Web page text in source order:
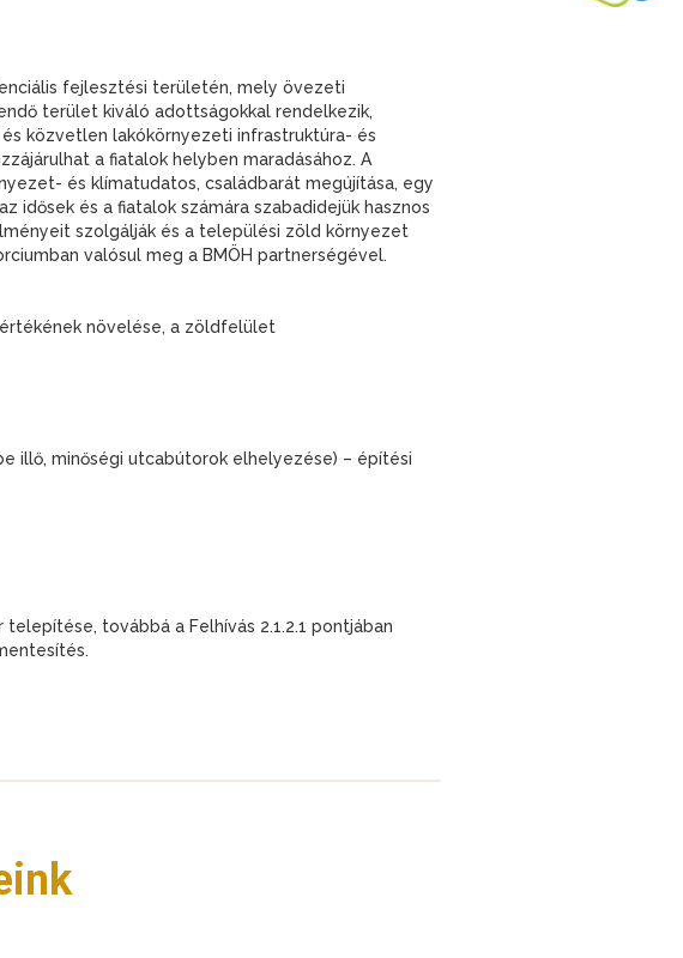
fejlesztési területén, mely övezeti
terület kiváló adottságokkal rendelkezik,
közvetlen lakókörnyezeti infrastruktúra- és
a fiatalok helyben maradásához. A
és klímatudatos, családbarát megújítása, egy
idősek és a fiatalok számára szabadidejük hasznos
szolgálják és a települési zöld környezet
valósul meg a BMÖH partnerségével.
növelése, a zöldfelület
illő, minőségi utcabútorok elhelyezése) – építési
továbbá a Felhívás 2.1.2.1 pontjában